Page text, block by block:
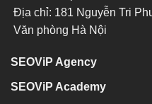
Địa chỉ: 181 Nguyễn Tri
Văn phòng Hà Nội
SEOViP Agency
SEOViP Academy